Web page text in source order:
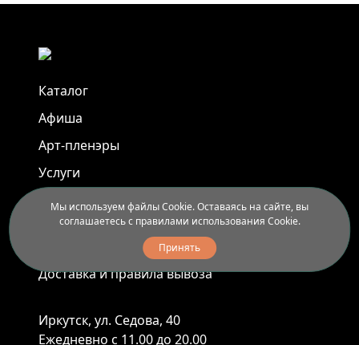
Каталог
Афиша
Арт-пленэры
Услуги
Новости
Доставка и правила вывоза
Иркутск, ул. Седова, 40
Ежедневно с 11.00 до 20.00
Мы используем файлы Cookie. Оставаясь на сайте, вы
соглашаетесь с правилами использования Cookie.
Принять